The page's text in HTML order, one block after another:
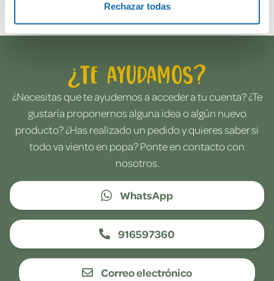
Rechazar todas
¿Te ayudamos?
¿Necesitas que te ayudemos a acceder a tu cuenta? ¿Te
gustaría proponernos alguna idea o algún nuevo
producto? ¿Has realizado un pedido y quieres saber si
todo va viento en popa? Ponte en contacto con
nosotros.
WhatsApp
916597360
Correo electrónico